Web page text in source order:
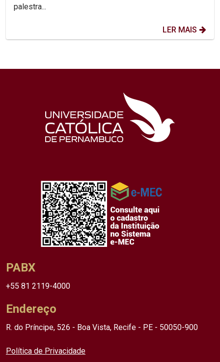
palestra...
LER MAIS
PABX
+55 81 2119-4000
Endereço
R. do Príncipe, 526 - Boa Vista, Recife - PE - 50050-900
Política de Privacidade